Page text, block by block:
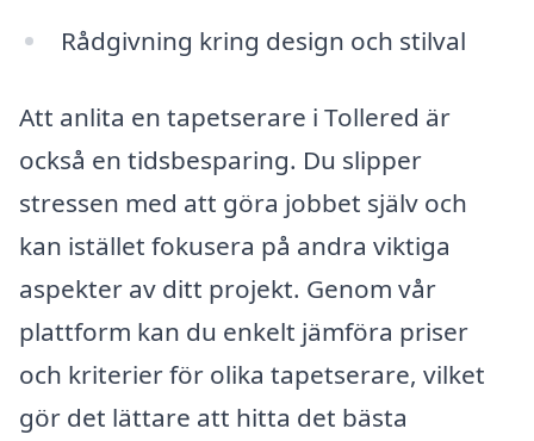
Rådgivning kring design och stilval
Att anlita en tapetserare i Tollered är
också en tidsbesparing. Du slipper
stressen med att göra jobbet själv och
kan istället fokusera på andra viktiga
aspekter av ditt projekt. Genom vår
plattform kan du enkelt jämföra priser
och kriterier för olika tapetserare, vilket
gör det lättare att hitta det bästa